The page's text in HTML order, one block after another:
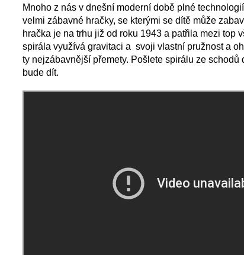
Mnoho z nás v dnešní moderní době plné
velmi zábavné hračky, se kterými se dítě může
hračka je na trhu již od roku 1943 a patřila mezi top
spirála využívá gravitaci a svoji vlastní pružnost a
ty nejzábavnější přemety. Pošlete spirálu ze schodů
bude dít.